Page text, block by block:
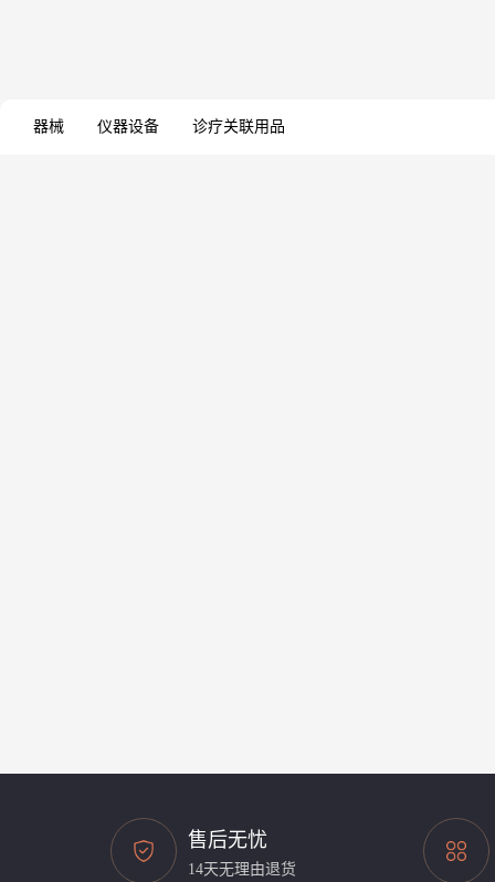
器械 仪器设备 诊疗关联用品
售后无忧
14天无理由退货